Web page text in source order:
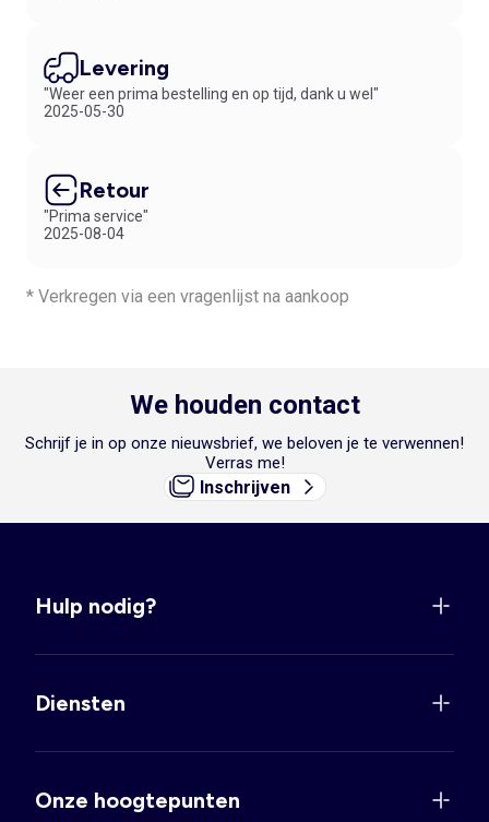
Levering
"Weer een prima bestelling en op tijd, dank u wel"
2025-05-30
Retour
"Prima service"
2025-08-04
* Verkregen via een vragenlijst na aankoop
We houden contact
Schrijf je in op onze nieuwsbrief, we beloven je te verwennen!
Verras me!
Inschrijven
Hulp nodig?
Diensten
Onze hoogtepunten